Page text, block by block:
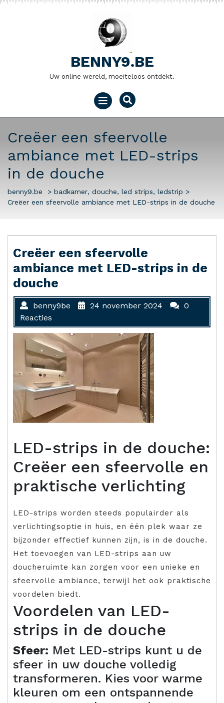
Naar
BENNY9.BE
Uw online wereld, moeiteloos ontdekt.
Menu
openen
Creëer een sfeervolle
ambiance met LED-strips
in de douche
benny9.be > badkamer, douche, led strips, ledstrip >
Creëer een sfeervolle ambiance met LED-strips in de douche
Creëer een sfeervolle
ambiance met LED-strips in de
douche
benny9be 24 november 2024
0
Reacties
LED-strips in de douche:
Creëer een sfeervolle en
praktische verlichting
LED-strips worden steeds populairder als
verlichtingsoptie in huis, en één plek waar ze
bijzonder effectief kunnen zijn, is in de douche.
Het toevoegen van LED-strips aan uw
doucheruimte kan zorgen voor een unieke en
sfeervolle ambiance, terwijl het ook praktische
voordelen biedt.
Voordelen van LED-
strips in de douche
Sfeer: Met LED-strips kunt u de
sfeer in uw douche volledig
transformeren. Kies voor warme
kleuren om een ontspannende